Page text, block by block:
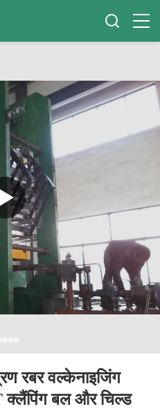
रबर वल्केनाइजिंग
क्लैंपिंग बल और चिल्ड